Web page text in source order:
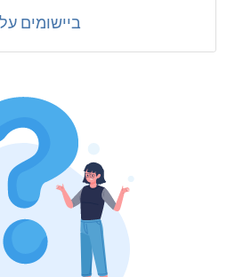
ביישומים